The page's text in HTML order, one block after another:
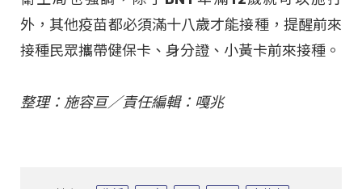
外，其他疫苗都必須滿十八歲才能接種，提醒前來
接種民眾攜帶健保卡、身分證、小黃卡前來接種。
整理：施容亘／責任編輯：嘎兆